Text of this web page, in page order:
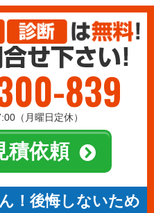
839
（月曜日定休）
積依頼
！後悔しないため